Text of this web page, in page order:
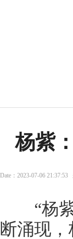
杨紫
Date：2023-07-06
“杨紫
断涌现